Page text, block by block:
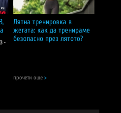
г:
444 kJ / 104 kcal;
наситени — 0 г;
-
Лятна тренировка в
жегата: как да тренираме
безопасно през лятото?
прочети още >